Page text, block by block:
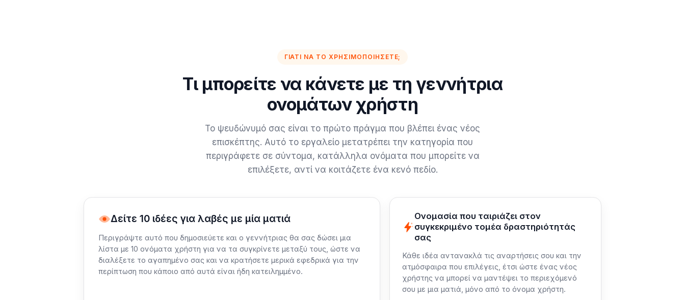
ΓΙΑΤΊ ΝΑ ΤΟ ΧΡΗΣΙΜΟΠΟΙΉΣΕΤΕ;
Τι μπορείτε να κάνετε με τη γεννήτρια
ονομάτων χρήστη
Το ψευδώνυμό σας είναι το πρώτο πράγμα που βλέπει ένας νέος
επισκέπτης. Αυτό το εργαλείο μετατρέπει την κατηγορία που
περιγράφετε σε σύντομα, κατάλληλα ονόματα που μπορείτε να
επιλέξετε, αντί να κοιτάζετε ένα κενό πεδίο.
Δείτε 10 ιδέες για λαβές με μία ματιά
Περιγράψτε αυτό που δημοσιεύετε και ο γεννήτριας θα σας δώσει μια
λίστα με 10 ονόματα χρήστη για να τα συγκρίνετε μεταξύ τους, ώστε να
διαλέξετε το αγαπημένο σας και να κρατήσετε μερικά εφεδρικά για την
περίπτωση που κάποιο από αυτά είναι ήδη κατειλημμένο.
Ονομασία που ταιριάζει στον
συγκεκριμένο τομέα δραστηριότητάς
σας
Κάθε ιδέα αντανακλά τις αναρτήσεις σου και την
ατμόσφαιρα που επιλέγεις, έτσι ώστε ένας νέος
χρήστης να μπορεί να μαντέψει το περιεχόμενό
σου με μια ματιά, μόνο από το όνομα χρήστη.